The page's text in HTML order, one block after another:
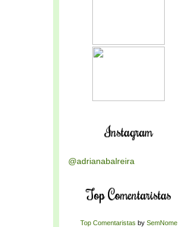
Instagram
@adrianabalreira
Top Comentaristas
Top Comentaristas by SemNome